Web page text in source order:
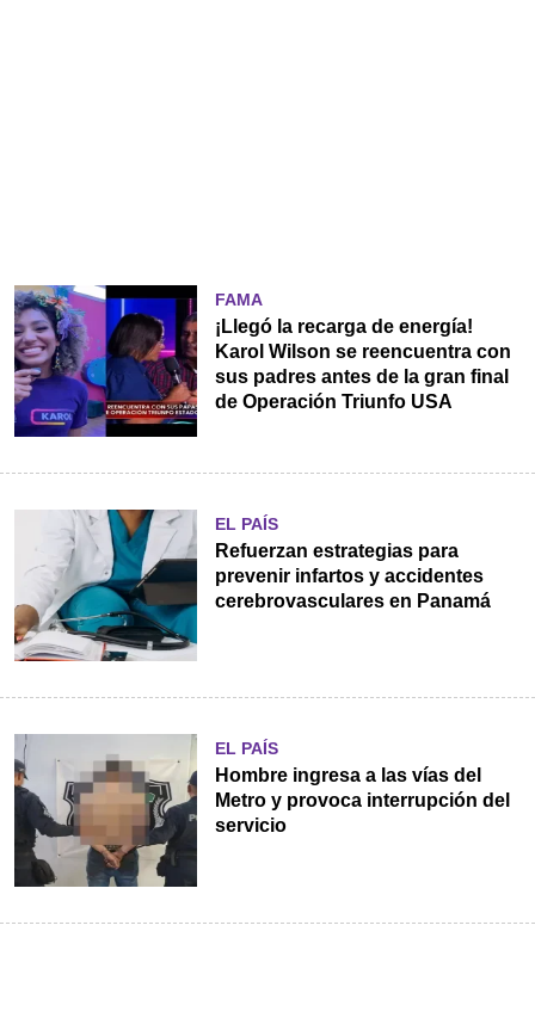
FAMA
¡Llegó la recarga de energía!
Karol Wilson se reencuentra con
sus padres antes de la gran final
de Operación Triunfo USA
EL PAÍS
Refuerzan estrategias para
prevenir infartos y accidentes
cerebrovasculares en Panamá
EL PAÍS
Hombre ingresa a las vías del
Metro y provoca interrupción del
servicio